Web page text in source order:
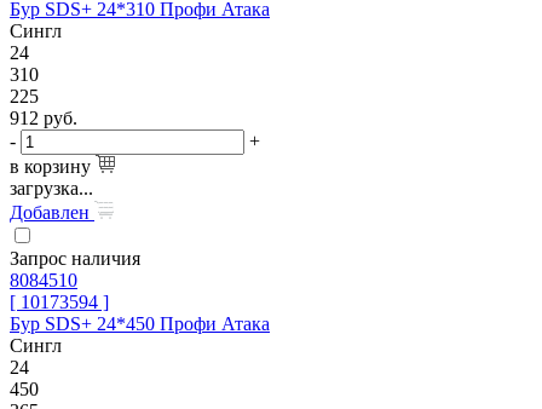
Бур SDS+ 24*310 Профи Атака
Сингл
24
310
225
912 руб.
-
+
в корзину
загрузка...
Добавлен
Запрос наличия
8084510
[ 10173594 ]
Бур SDS+ 24*450 Профи Атака
Сингл
24
450